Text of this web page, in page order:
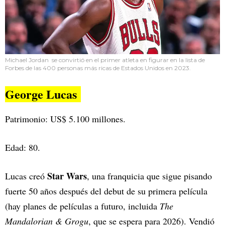
Michael Jordan se convirtió en el primer atleta en figurar en la lista de
Forbes de las 400 personas más ricas de Estados Unidos en 2023.
George Lucas
Patrimonio: US$ 5.100 millones.
Edad: 80.
Lucas creó Star Wars, una franquicia que sigue pisando
fuerte 50 años después del debut de su primera película
(hay planes de películas a futuro, incluida The
Mandalorian & Grogu, que se espera para 2026). Vendió